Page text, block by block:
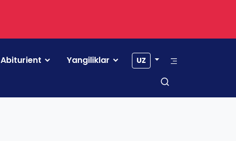
Abiturient Yangiliklar UZ